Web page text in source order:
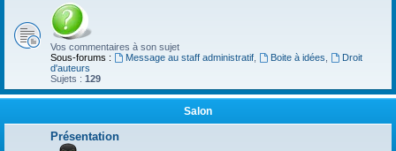
Vos commentaires à son sujet
Sous-forums :
Message au staff administratif, Boite à idées
Droit
d'auteurs
Sujets : 129
Salon
Présentation